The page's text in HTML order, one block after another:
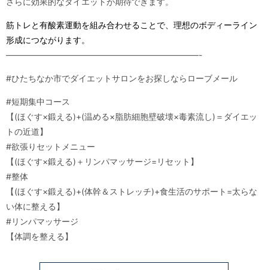
筋トレと有酸素運動を組み合わせることで、理想のボディーライン
形成につながります。
———————————————————————-
#ひたちなか市でダイエットサロンをお探しならローブメール
#短期集中コース
【(ほぐす×鍛える)+(温める×脂肪細胞壁破壊×毒素流し)＝ダイエッ
トの近道】
#欲張りセットメニュー
【(ほぐす×鍛える)＋リンパマッサージ=リセット】
#整体
【(ほぐす×鍛える)+(体幹＆ストレッチ)+食生活のサポート=太らな
い体に整える】
#リンパマッサージ
【体調を整える】